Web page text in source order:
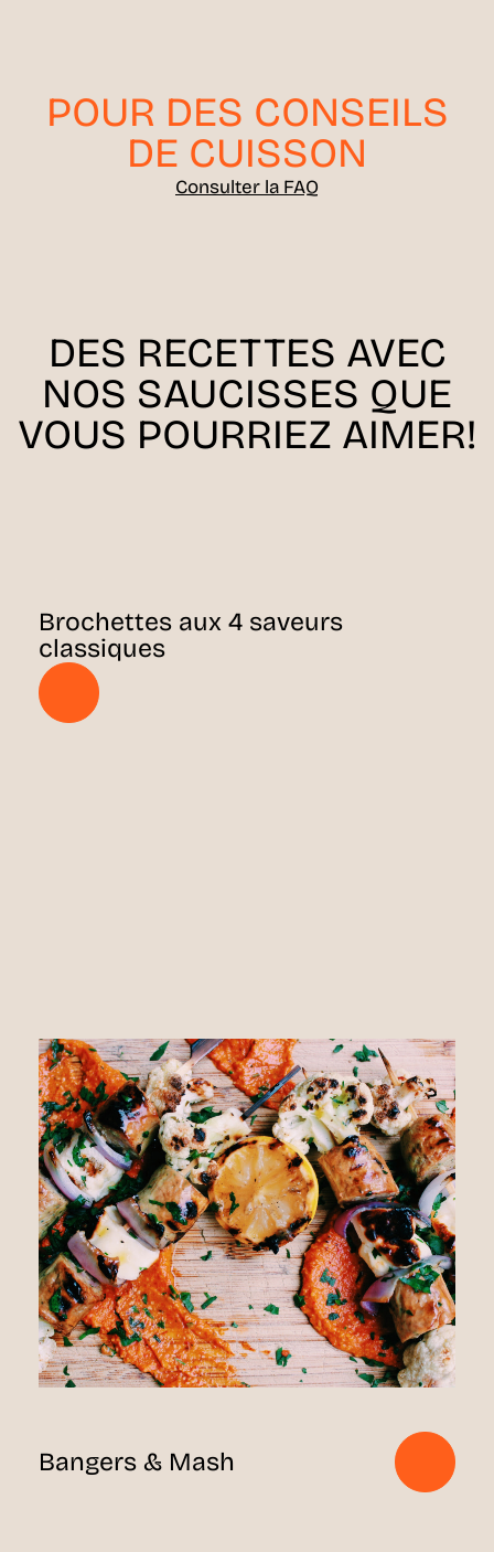
POUR DES CONSEILS
DE CUISSON
Consulter la FAQ
DES RECETTES AVEC
NOS SAUCISSES QUE
VOUS POURRIEZ AIMER!
Brochettes aux 4 saveurs
classiques
Bangers & Mash